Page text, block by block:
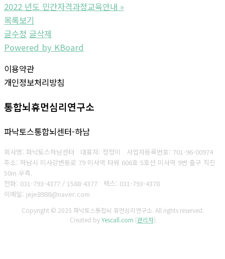
2022 년도 민간자격과정교육안내 »
목록보기
글수정 글삭제
Powered by KBoard
이용약관
개인정보처리방침
통합뇌휴먼심리연구소
파낙토스통합뇌센터-하남
회사명: 파낙토스하남센터 대표자: 정정이 사업자등록번호: 701-96-00974
주소: 하남시 미사강변동로 79 미사역 타워 606호 5호선 미사역 9번 출구 직진
50m 우측.
전화: 031-793-4377 / 1588-4377
팩스: 031-793-4378
이메일: jeje8988@naver.com
Copyright © 2025 파낙토스통합뇌 휴먼심리연구소. All rights reserved.
Created byYescall.com [관리자]